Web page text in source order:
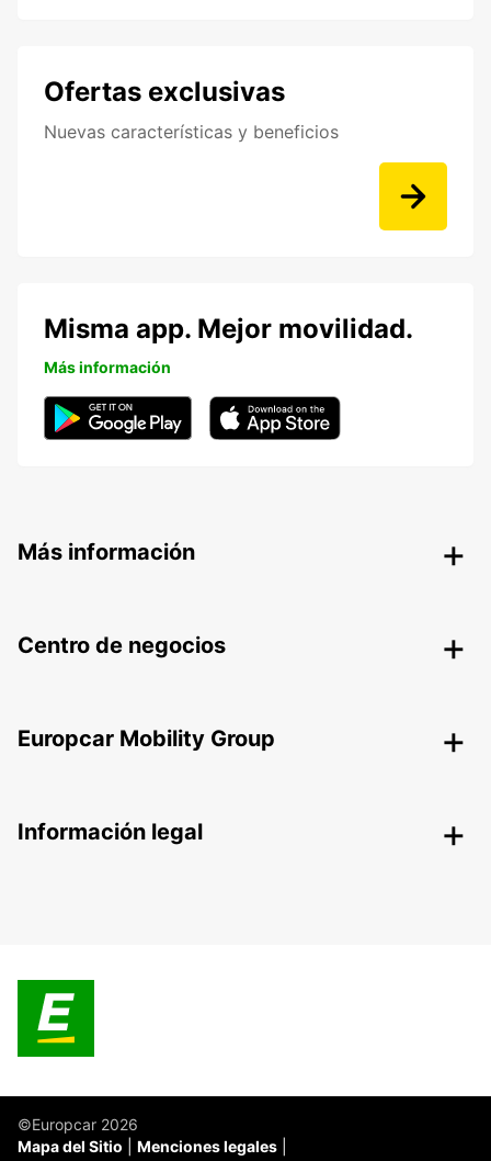
Ofertas exclusivas
Nuevas características y beneficios
Misma app. Mejor movilidad.
Más información
Más información
Centro de negocios
Europcar Mobility Group
Información legal
©Europcar 2026
Mapa del Sitio
Menciones legales